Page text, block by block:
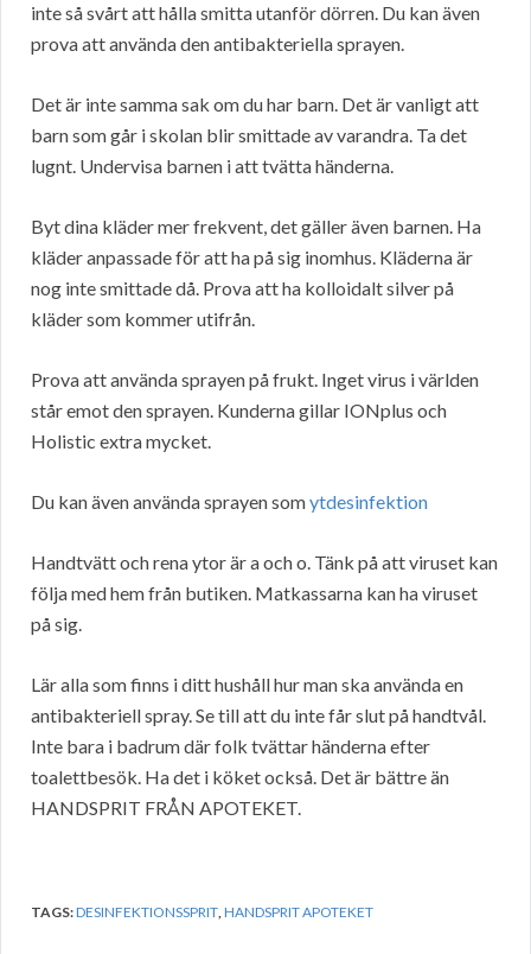
inte så svårt att hålla smitta utanför dörren. Du kan även
prova att använda den antibakteriella sprayen.
Det är inte samma sak om du har barn. Det är vanligt att
barn som går i skolan blir smittade av varandra. Ta det
lugnt. Undervisa barnen i att tvätta händerna.
Byt dina kläder mer frekvent, det gäller även barnen. Ha
kläder anpassade för att ha på sig inomhus. Kläderna är
nog inte smittade då. Prova att ha kolloidalt silver på
kläder som kommer utifrån.
Prova att använda sprayen på frukt. Inget virus i världen
står emot den sprayen. Kunderna gillar IONplus och
Holistic extra mycket.
Du kan även använda sprayen somytdesinfektion
Handtvätt och rena ytor är a och o. Tänk på att viruset kan
följa med hem från butiken. Matkassarna kan ha viruset
på sig.
Lär alla som finns i ditt hushåll hur man ska använda en
antibakteriell spray. Se till att du inte får slut på handtvål.
Inte bara i badrum där folk tvättar händerna efter
toalettbesök. Ha det i köket också. Det är bättre än
HANDSPRIT FRÅN APOTEKET.
TAGS:DESINFEKTIONSSPRIT,HANDSPRIT APOTEKET